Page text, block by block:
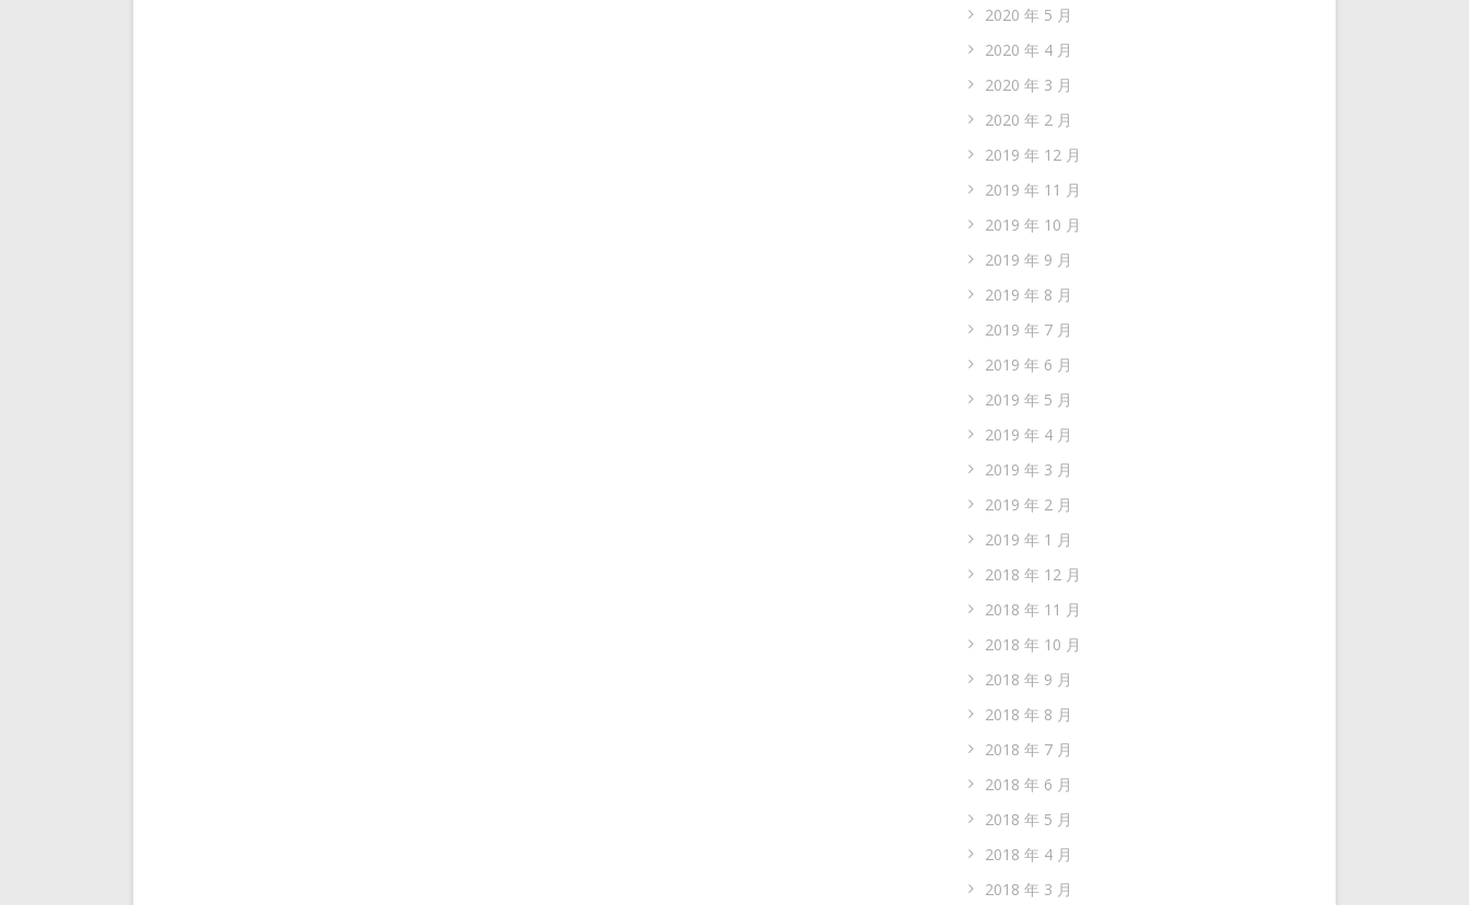
2020 年 5 月
2020 年 4 月
2020 年 3 月
2020 年 2 月
2019 年 12 月
2019 年 11 月
2019 年 10 月
2019 年 9 月
2019 年 8 月
2019 年 7 月
2019 年 6 月
2019 年 5 月
2019 年 4 月
2019 年 3 月
2019 年 2 月
2019 年 1 月
2018 年 12 月
2018 年 11 月
2018 年 10 月
2018 年 9 月
2018 年 8 月
2018 年 7 月
2018 年 6 月
2018 年 5 月
2018 年 4 月
2018 年 3 月